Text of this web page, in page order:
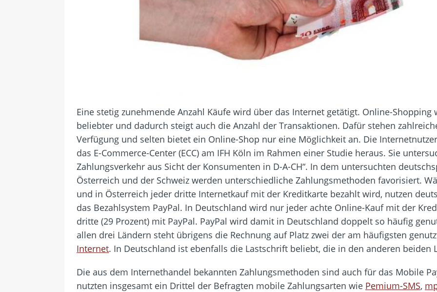
Eine stetig zunehmende Anzahl Käufe wird über das Internet getätigt. Online-
beliebter und dadurch steigt auch die Anzahl der Transaktionen. Dafür stehen
Verfügung und selten bietet ein Online-Shop nur eine Möglichkeit an. Die
das E-Commerce-Center (ECC) am IFH Köln im Rahmen einer Studie heraus. Sie
Zahlungsverkehr aus Sicht der Konsumenten in D-A-CH“. In dem untersuchten
Österreich und der Schweiz werden unterschiedliche Zahlungsmethoden favorisiert.
und in Österreich jeder dritte Internetkauf mit der Kreditkarte bezahlt wird, nutzen
das Bezahlsystem PayPal. In Deutschland wird nur jeder achte Online-Kauf mit der
dritte (29 Prozent) mit PayPal. PayPal wird damit in Deutschland doppelt so häufig
allen drei Ländern steht übrigens die Rechnung auf Platz zwei der am häufigsten
Internet. In Deutschland ist ebenfalls die Lastschrift beliebt, die in den anderen beiden
Die aus dem Internethandel bekannten Zahlungsmethoden sind auch für das Mobile
nutzten insgesamt ein Drittel der Befragten mobile Zahlungsarten wie Pemium-SMS,